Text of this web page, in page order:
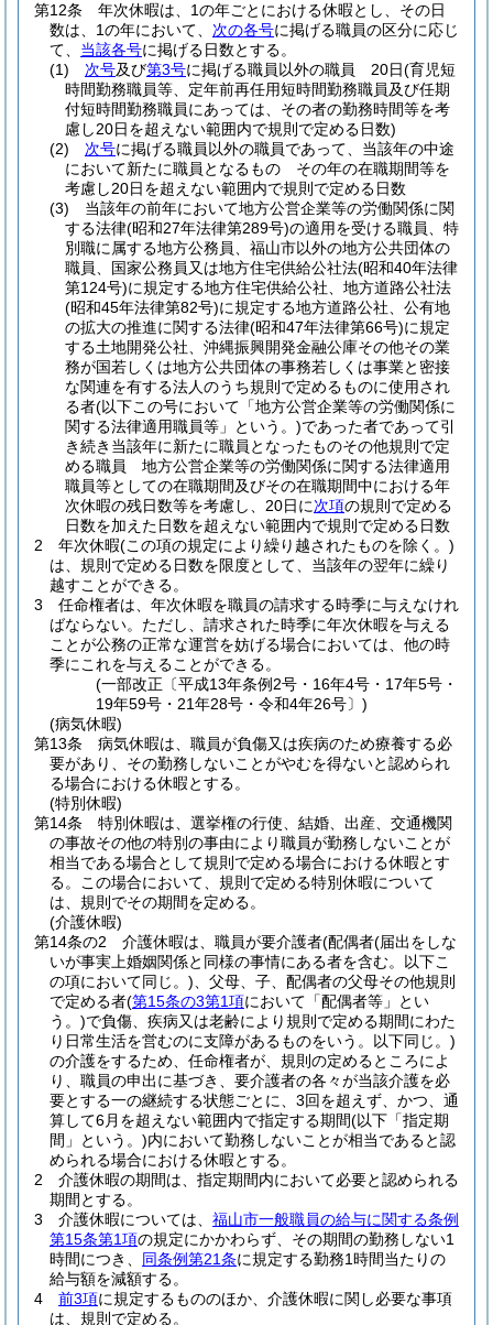
第12条
年次休暇は、1の年ごとにおける休暇とし、その日
数は、1の年において、 次の各号に掲げる職員の区分に応じ
て、 当該各号に掲げる日数とする。
(1)
次号及び第3号に掲げる職員以外の職員 20日(育児短
時間勤務職員等、定年前再任用短時間勤務職員及び任期
付短時間勤務職員にあっては、その者の勤務時間等を考
慮し20日を超えない範囲内で規則で定める日数)
(2)
次号に掲げる職員以外の職員であって、当該年の中途
において新たに職員となるもの その年の在職期間等を
考慮し20日を超えない範囲内で規則で定める日数
(3)
当該年の前年において地方公営企業等の労働関係に関
する法律(昭和27年法律第289号)の適用を受ける職員、特
別職に属する地方公務員、福山市以外の地方公共団体の
職員、国家公務員又は地方住宅供給公社法(昭和40年法律
第124号)に規定する地方住宅供給公社、地方道路公社法
(昭和45年法律第82号)に規定する地方道路公社、公有地
の拡大の推進に関する法律(昭和47年法律第66号)に規定
する土地開発公社、沖縄振興開発金融公庫その他その業
務が国若しくは地方公共団体の事務若しくは事業と密接
な関連を有する法人のうち規則で定めるものに使用され
る者(以下この号において「地方公営企業等の労働関係に
関する法律適用職員等」という。)であった者であって引
き続き当該年に新たに職員となったものその他規則で定
める職員 地方公営企業等の労働関係に関する法律適用
職員等としての在職期間及びその在職期間中における年
次休暇の残日数等を考慮し、20日に次項の規則で定める
日数を加えた日数を超えない範囲内で規則で定める日数
2
年次休暇(この項の規定により繰り越されたものを除く。)
は、規則で定める日数を限度として、当該年の翌年に繰り
越すことができる。
3
任命権者は、年次休暇を職員の請求する時季に与えなけれ
ばならない。 ただし、請求された時季に年次休暇を与える
ことが公務の正常な運営を妨げる場合においては、他の時
季にこれを与えることができる。
(一部改正〔平成13年条例2号・16年4号・17年5号・
19年59号・21年28号・令和4年26号〕)
(病気休暇)
第13条
病気休暇は、職員が負傷又は疾病のため療養する必
要があり、その勤務しないことがやむを得ないと認められ
る場合における休暇とする。
(特別休暇)
第14条
特別休暇は、選挙権の行使、結婚、出産、交通機関
の事故その他の特別の事由により職員が勤務しないことが
相当である場合として規則で定める場合における休暇とす
る。
この場合において、規則で定める特別休暇について
は、規則でその期間を定める。
(介護休暇)
第14条の2
介護休暇は、職員が要介護者(配偶者(届出をしな
いが事実上婚姻関係と同様の事情にある者を含む。以下こ
の項において同じ。) 、父母、子、配偶者の父母その他規則
で定める者(第15条の3第1項において「配偶者等」とい
う。)で負傷、疾病又は老齢により規則で定める期間にわた
り日常生活を営むのに支障があるものをいう。以下同じ。)
の介護をするため、任命権者が、規則の定めるところによ
り、職員の申出に基づき、要介護者の各々が当該介護を必
要とする一の継続する状態ごとに、3回を超えず、かつ、通
算して6月を超えない範囲内で指定する期間(以下「指定期
間」という。)内において勤務しないことが相当であると認
められる場合における休暇とする。
2
介護休暇の期間は、指定期間内において必要と認められる
期間とする。
3
介護休暇については、 福山市一般職員の給与に関する条例
第15条第1項の規定にかかわらず、その期間の勤務しない1
時間につき、 同条例第21条に規定する勤務1時間当たりの
給与額を減額する。
4
前3項に規定するもののほか、介護休暇に関し必要な事項
は、規則で定める。